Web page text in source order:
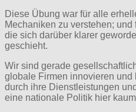
Diese Übung war für alle
Mechaniken zu verstehen;
die sich darüber klarer
geschieht.
Wir sind gerade
globale Firmen innovieren
durch ihre Dienstleistungen
eine nationale Politik hier